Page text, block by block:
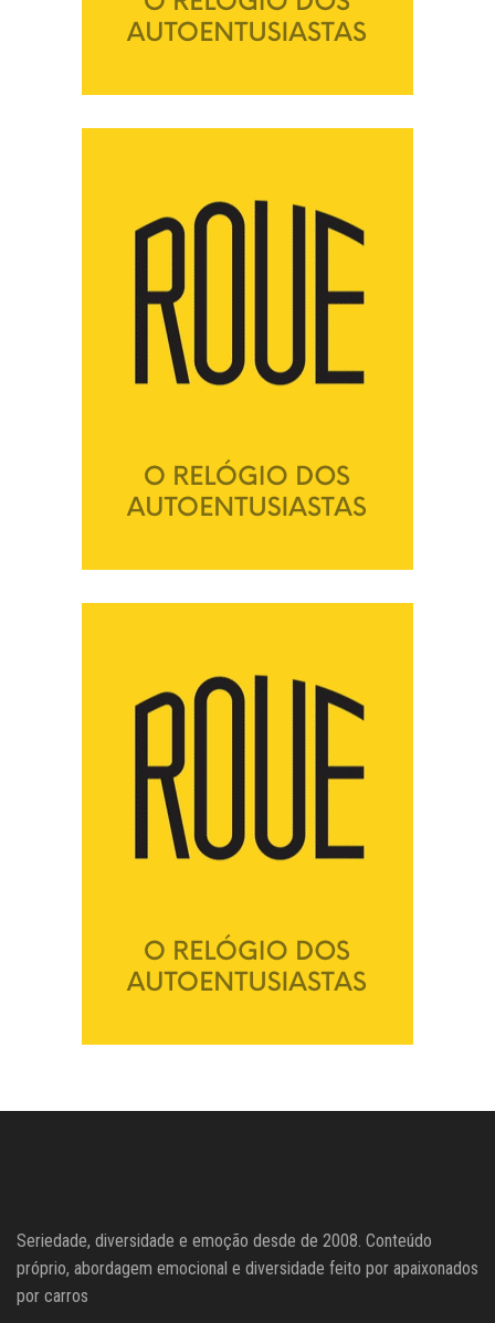
Seriedade, diversidade e emoção desde de 2008. Conteúdo
próprio, abordagem emocional e diversidade feito por apaixonados
por carros